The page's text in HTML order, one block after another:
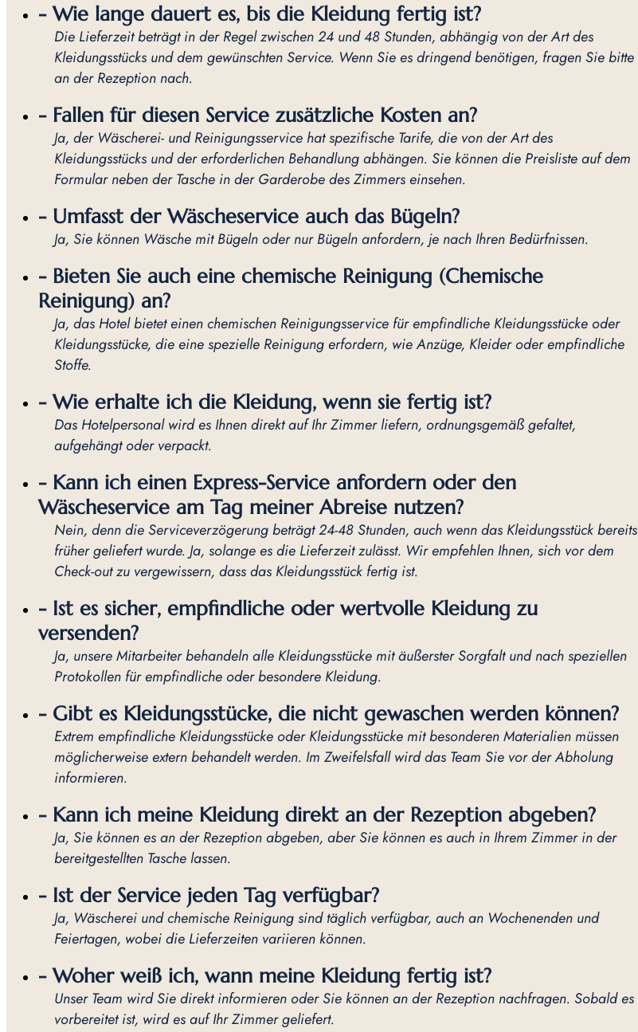
- Wie lange dauert es, bis die Kleidung fertig ist?
Die Lieferzeit beträgt in der Regel zwischen 24 und 48 Stunden, abhängig von der Art des
Kleidungsstücks und dem gewünschten Service. Wenn Sie es dringend benötigen, fragen Sie bitte
an der Rezeption nach.
- Fallen für diesen Service zusätzliche Kosten an?
Ja, der Wäscherei- und Reinigungsservice hat spezifische Tarife, die von der Art des
Kleidungsstücks und der erforderlichen Behandlung abhängen. Sie können die Preisliste auf dem
Formular neben der Tasche in der Garderobe des Zimmers einsehen.
- Umfasst der Wäscheservice auch das Bügeln?
Ja, Sie können Wäsche mit Bügeln oder nur Bügeln anfordern, je nach Ihren Bedürfnissen.
- Bieten Sie auch eine chemische Reinigung (Chemische
Reinigung) an?
Ja, das Hotel bietet einen chemischen Reinigungsservice für empfindliche Kleidungsstücke oder
Kleidungsstücke, die eine spezielle Reinigung erfordern, wie Anzüge, Kleider oder empfindliche
Stoffe.
- Wie erhalte ich die Kleidung, wenn sie fertig ist?
Das Hotelpersonal wird es Ihnen direkt auf Ihr Zimmer liefern, ordnungsgemäß gefaltet,
aufgehängt oder verpackt.
- Kann ich einen Express-Service anfordern oder den
Wäscheservice am Tag meiner Abreise nutzen?
Nein, denn die Serviceverzögerung beträgt 24-48 Stunden, auch wenn das Kleidungsstück bereits
früher geliefert wurde. Ja, solange es die Lieferzeit zulässt. Wir empfehlen Ihnen, sich vor dem
Check-out zu vergewissern, dass das Kleidungsstück fertig ist.
- Ist es sicher, empfindliche oder wertvolle Kleidung zu
versenden?
Ja, unsere Mitarbeiter behandeln alle Kleidungsstücke mit äußerster Sorgfalt und nach speziellen
Protokollen für empfindliche oder besondere Kleidung.
- Gibt es Kleidungsstücke, die nicht gewaschen werden können?
Extrem empfindliche Kleidungsstücke oder Kleidungsstücke mit besonderen Materialien müssen
möglicherweise extern behandelt werden. Im Zweifelsfall wird das Team Sie vor der Abholung
informieren.
- Kann ich meine Kleidung direkt an der Rezeption abgeben?
Ja, Sie können es an der Rezeption abgeben, aber Sie können es auch in Ihrem Zimmer in der
bereitgestellten Tasche lassen.
- Ist der Service jeden Tag verfügbar?
Ja, Wäscherei und chemische Reinigung sind täglich verfügbar, auch an Wochenenden und
Feiertagen, wobei die Lieferzeiten variieren können.
- Woher weiß ich, wann meine Kleidung fertig ist?
Unser Team wird Sie direkt informieren oder Sie können an der Rezeption nachfragen. Sobald es
vorbereitet ist, wird es auf Ihr Zimmer geliefert.